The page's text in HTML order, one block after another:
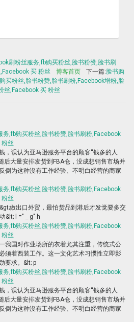
刷粉丝服务,fb购买粉丝,脸书粉赞,脸书刷
买 粉丝
博客首页 下一篇:脸书购
买粉丝,脸书粉赞,脸书刷粉,Facebook增粉,脸
丝,Facebook 买 粉丝
,fb购买粉丝,脸书粉赞,脸书刷粉,Facebook
丝
，误认为亚马逊服务平台的顾客“钱多的人
后大量安排发货到FBA仓，没成想销售市场并
倒为这种沒有工作经验、不明白经营的商家
,fb购买粉丝,脸书粉赞,脸书刷粉,Facebook
丝
做出口外贸，最怕货品到港后才发觉要多交
&lt; l =" _ g" h
,fb购买粉丝,脸书粉赞,脸书刷粉,Facebook
丝
我国对作业场所的衣着尤其注重，传统式公
须着西装工作。这一文化艺术习惯性立即影
要求。&lt; p
,fb购买粉丝,脸书粉赞,脸书刷粉,Facebook
丝
，误认为亚马逊服务平台的顾客“钱多的人
后大量安排发货到FBA仓，没成想销售市场并
倒为这种沒有工作经验、不明白经营的商家